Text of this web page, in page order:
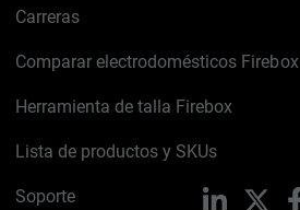
Carreras
Comparar electrodomésticos Firebox
Herramienta de talla Firebox
Lista de productos y SKUs
Soporte LinkedIn